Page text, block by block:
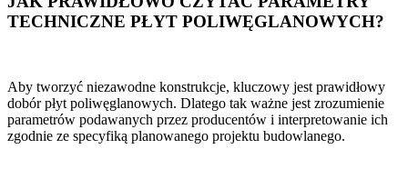
TECHNICZNE PŁYT POLIWĘGLANOWYCH?
Aby tworzyć niezawodne konstrukcje, kluczowy jest prawidłowy
dobór płyt poliwęglanowych. Dlatego tak ważne jest zrozumienie
parametrów podawanych przez producentów i interpretowanie ich
zgodnie ze specyfiką planowanego projektu budowlanego.